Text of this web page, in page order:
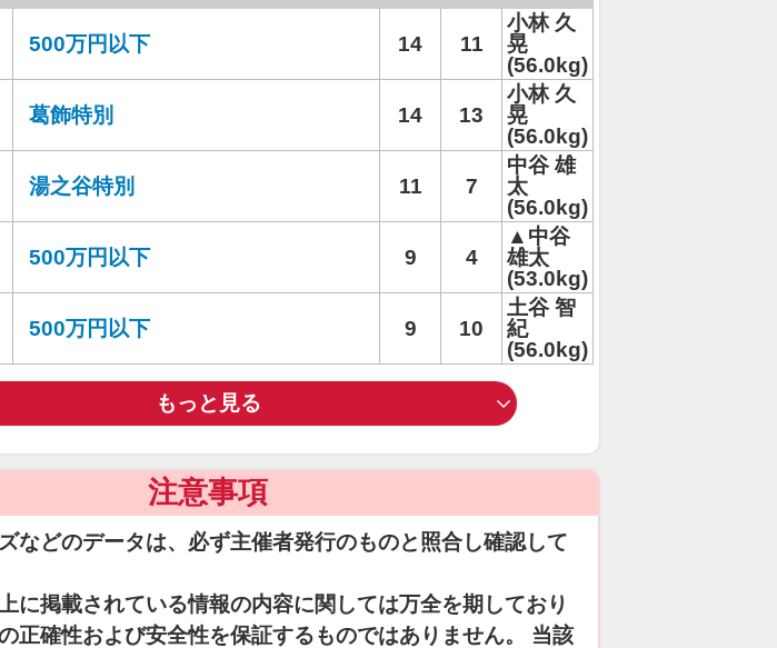
500万円以下 14 11
小林 久
晃
(56.0kg)
葛飾特別 14 13
小林 久
晃
(56.0kg)
湯之谷特別 11 7
中谷 雄
太
(56.0kg)
500万円以下 9 4
▲中谷
雄太
(53.0kg)
500万円以下 9 10
土谷 智
紀
(56.0kg)
もっと見る
注意事項
などのデータは、必ず主催者発行のものと照合し確認して
に掲載されている情報の内容に関しては万全を期しており
正確性および安全性を保証するものではありません。 当該